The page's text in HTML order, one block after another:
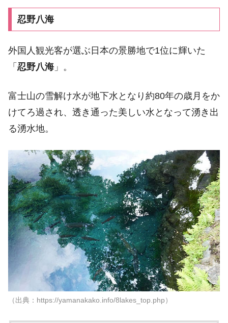
忍野八海
外国人観光客が選ぶ日本の景勝地で1位に輝いた
「 忍野八海 」。
富士山の雪解け水が地下水となり約80年の歳月をか
けてろ過され、透き通った美しい水となって湧き出
る湧水地。
（出典：https://yamanakako.info/8lakes_top.php）